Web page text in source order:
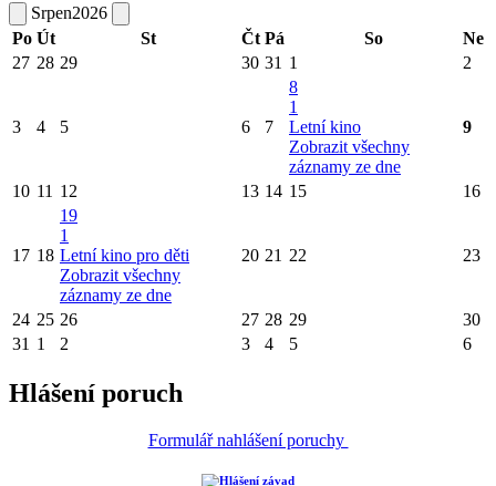
Srpen2026
Po Út St Čt Pá So
Ne
27 28 29 30 31 1 2
3 4 5 6 7
8
1
Letní kino
Zobrazit všechny
záznamy ze dne
9
10 11 12 13 14 15 16
17 18
19
1
Letní kino pro děti
Zobrazit všechny
záznamy ze dne
20 21 22 23
24 25 26 27 28 29
30
31 1 2 3 4 5 6
Hlášení poruch
Formulář nahlášení poruchy